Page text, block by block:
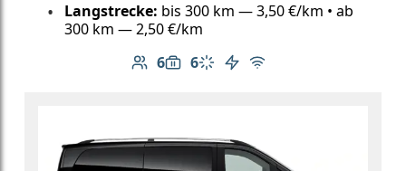
Langstrecke: bis 300 km — 3,50 €/km • ab
300 km — 2,50 €/km
6
Anzahl der Passagiere: 6
6
Gepäckkapazität: 6
Klimaanlage
Elektrofahrzeug
Kostenloses WLAN